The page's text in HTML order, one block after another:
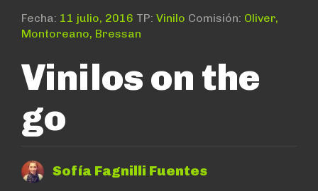
Fecha: 11 julio, 2016 TP: Vinilo Comisión: Oliver,
Montoreano, Bressan
Vinilos on the
go
Sofía Fagnilli Fuentes